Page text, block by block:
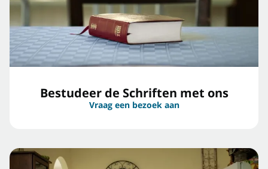
Bestudeer de Schriften met ons
Vraag een bezoek aan